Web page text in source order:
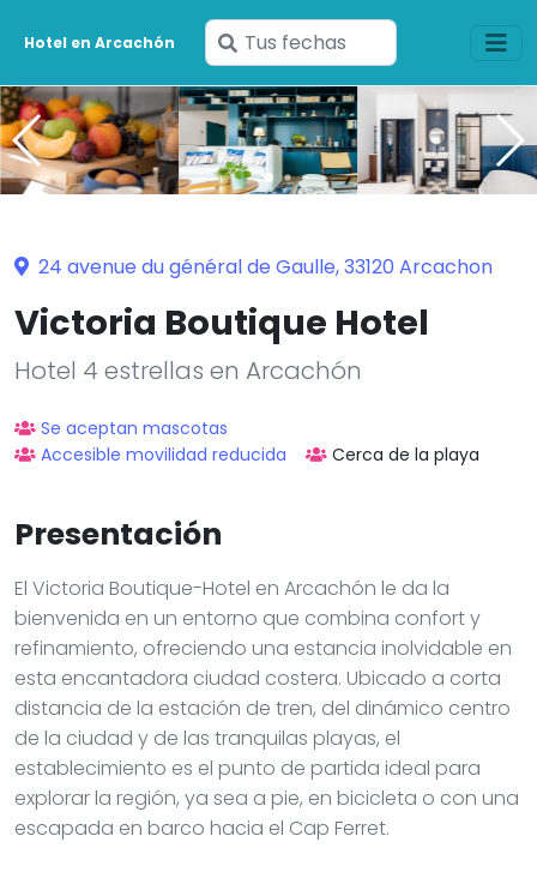
Hotel en Arcachón
Ingresa
tus
fechas
24 avenue du général de Gaulle, 33120 Arcachon
Victoria Boutique Hotel
Hotel 4 estrellas en Arcachón
Se aceptan mascotas
Accesible movilidad reducida
Cerca de la playa
Presentación
El Victoria Boutique-Hotel en Arcachón le da la
bienvenida en un entorno que combina confort y
refinamiento, ofreciendo una estancia inolvidable en
esta encantadora ciudad costera. Ubicado a corta
distancia de la estación de tren, del dinámico centro
de la ciudad y de las tranquilas playas, el
establecimiento es el punto de partida ideal para
explorar la región, ya sea a pie, en bicicleta o con una
escapada en barco hacia el Cap Ferret.